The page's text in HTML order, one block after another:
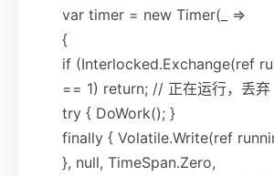
var timer = new Timer(_ =>
{
if (Interlocked.Exchange(ref
== 1) return; // 正在运行，丢弃
try { DoWork(); }
finally { Volatile.Write(ref
}, null, TimeSpan.Zero,